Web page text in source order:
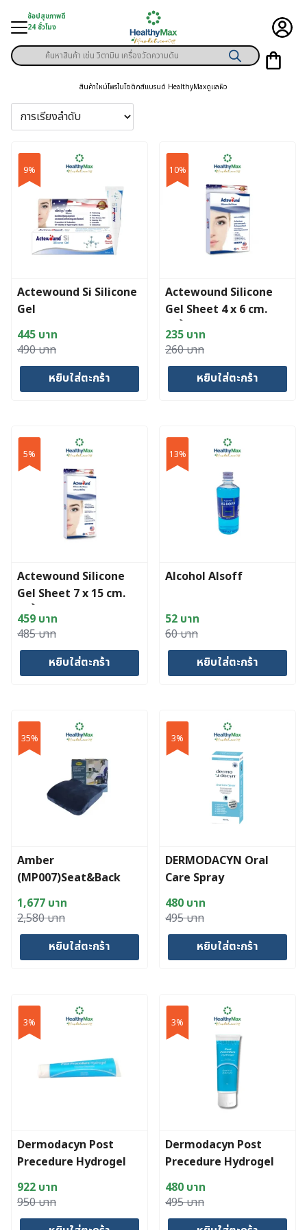
content
ช้อปสุขภาพดี
24 ชั่วโมง
มู่สินค้า
าพเฉพาะคุณ
ษสมาชิก
สุขภาพ
Products
search
สินค้าใหม่โพรไบโอติกส์แบรนด์ HealthyMaxดูแลผิว
9%
Actewound Si Silicone
Gel
490บาท
Original
price
445 บาท
Current
price
หยิบใส่ตะกร้า
10%
Actewound Silicone
Gel Sheet 4 x 6 cm.
(2ชิ้น)
260บาท
Original
price
235 บาท
Current
price
หยิบใส่ตะกร้า
5%
Actewound Silicone
Gel Sheet 7 x 15 cm.
(1ชิ้น)
485บาท
Original
price
459 บาท
Current
price
หยิบใส่ตะกร้า
13%
Alcohol Alsoff
60บาท
Original
price
52 บาท
Current
price
หยิบใส่ตะกร้า
35%
Amber
(MP007)Seat&Back
Cushion(48x38x8cm.)
เบาะรองนั่งและพิงหลัง
2,580บาท
Original
price
1,677 บาท
Current
price
หยิบใส่ตะกร้า
3%
DERMODACYN Oral
Care Spray
495บาท
Original
price
480 บาท
Current
price
หยิบใส่ตะกร้า
3%
Dermodacyn Post
Precedure Hydrogel
950บาท
Original
price
922 บาท
Current
price
3%
Dermodacyn Post
Precedure Hydrogel
(15 g)
495บาท
Original
price
480 บาท
Current
price